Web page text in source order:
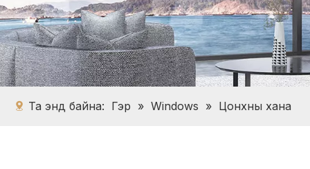
Та энд байна: Гэр » Windows » Цонхны хана